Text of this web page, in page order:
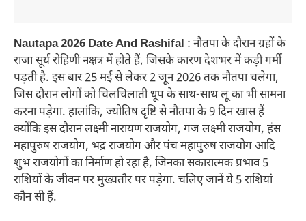
Nautapa 2026 Date And Rashifal : नौतपा के दौरान ग्रहों के
राजा सूर्य रोहिणी नक्षत्र में होते हैं, जिसके कारण देशभर में कड़ी गर्मी
पड़ती है. इस बार 25 मई से लेकर 2 जून 2026 तक नौतपा चलेगा,
जिस दौरान लोगों को चिलचिलाती धूप के साथ-साथ लू का भी सामना
करना पड़ेगा. हालांकि, ज्योतिष दृष्टि से नौतपा के 9 दिन खास हैं
क्योंकि इस दौरान लक्ष्मी नारायण राजयोग, गज लक्ष्मी राजयोग, हंस
महापुरुष राजयोग, भद्र राजयोग और पंच महापुरुष राजयोग आदि
शुभ राजयोगों का निर्माण हो रहा है, जिनका सकारात्मक प्रभाव 5
राशियों के जीवन पर मुख्यतौर पर पड़ेगा. चलिए जानें ये 5 राशियां
कौन सी हैं.